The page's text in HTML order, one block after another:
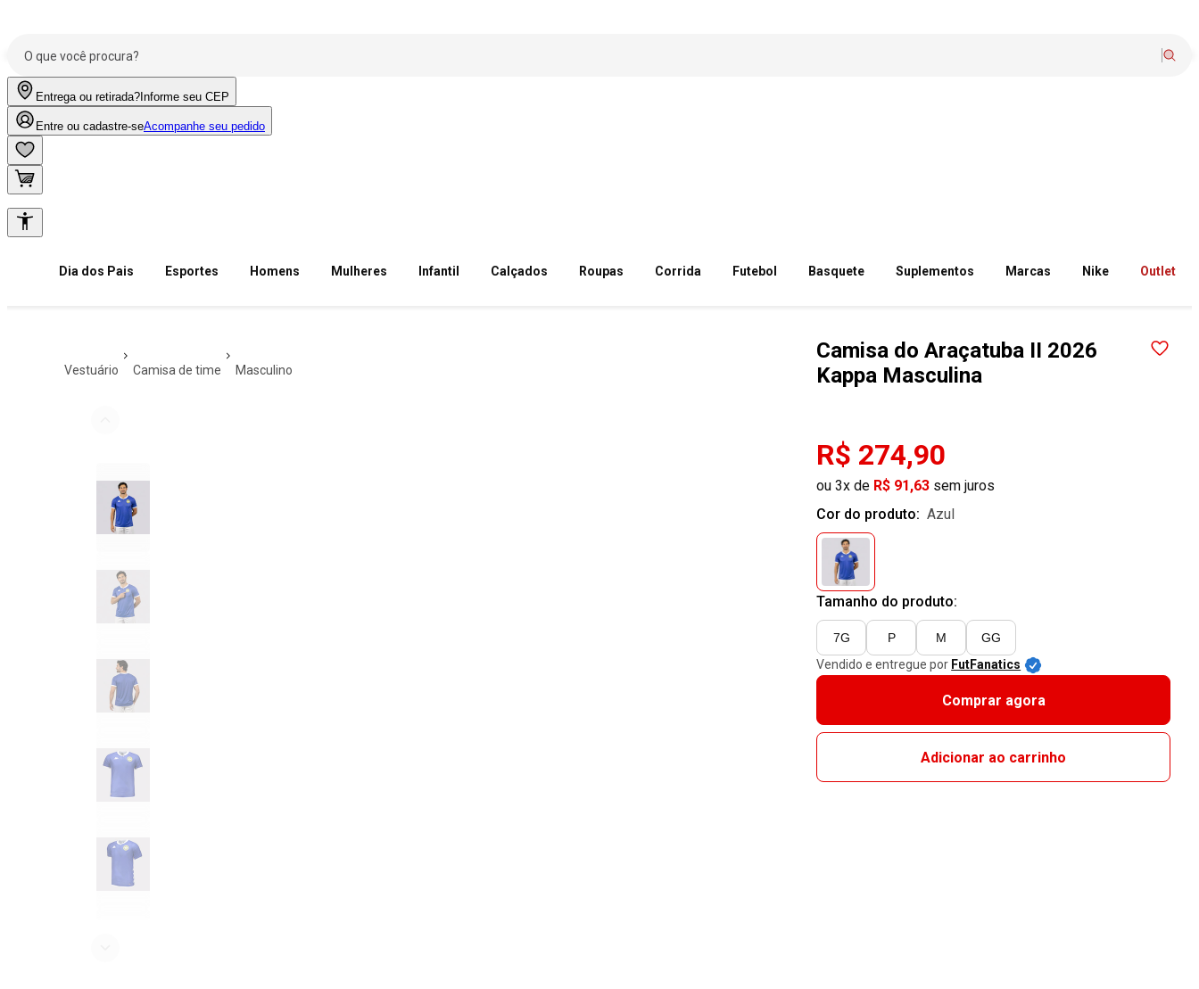
Entrega ou retirada? Informe seu CEP
Entre ou cadastre-seAcompanhe seu pedido
Dia dos Pais Esportes Homens Mulheres Infantil Calçados Roupas Corrida Futebol Basquete Suplementos Marcas Nike Outlet
vestuário camisa de time masculino
Camisa do Araçatuba II 2026
Kappa Masculina
R$ 274,90
ou 3x de R$ 91,63 sem juros
Cor do produto:
azul
Tamanho do produto:
7G P M
GG
Vendido e entregue por FutFanatics
Comprar agora
Adicionar ao carrinho